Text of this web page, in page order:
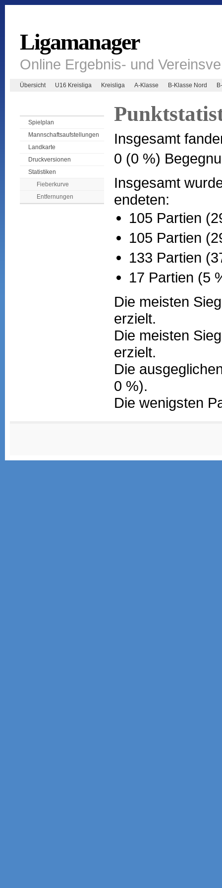
Ligamanager
Online Ergebnis- und
Übersicht U16 Kreisliga Kreisliga A-Klasse B-Klasse Nord
Spielplan
Mannschaftsaufstellungen
Landkarte
Druckversionen
Statistiken
Fieberkurve
Entfernungen
Insgesamt
0 (0 %)
Insgesamt
endeten:
105 Partien
105 Partien
133 Partien
17 Partien (5
Die meisten
erzielt.
Die meisten
erzielt.
Die
0 %).
Die wenigsten